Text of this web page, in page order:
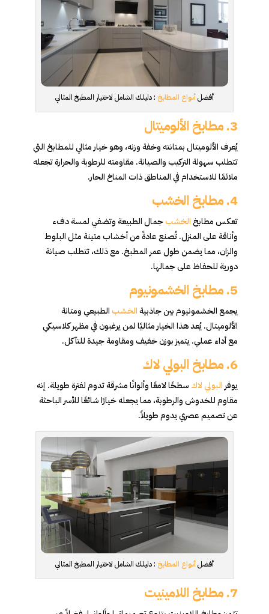
أفضلأنواع المطابخ : دليلك الشامل لاختيار المطبخ المثالي
3. مطابخ الألوميتال
يُعرف الألوميتال بمتانته وخفة وزنه، وهو خيار مثالي للمطابخ التي
تتطلب سهولة التركيب والصيانة. مقاومته للرطوبة والحرارة تجعله
ملائمًا للاستخدام في المناطق ذات المناخ الحار.
4. مطابخ الخشب
تعكس مطابخالخشبجمال الطبيعة وتضفي لمسة دفء
وأناقة على المنزل. تُصنع عادةً من أخشاب متينة مثل البلوط
والزان، مما يضمن طول عمر المطبخ. مع ذلك، تتطلب صيانة
دورية للحفاظ على جمالها.
5. مطابخ الخشمونيوم
يجمع الخشمونيوم بين جاذبية الخشبالطبيعي ومتانة
الألوميتال. يُعد هذا الخيار مثاليًا لمن يرغبون في مظهر كلاسيكي
مع أداء عملي. يتميز بوزن خفيف ومقاومة جيدة للتآكل.
6. مطابخ البولي لاك
يوفر البولي لاك سطحًا لامعًا وألوانًا مشرقة تدوم لفترة طويلة. إنه
مقاوم للخدوش والرطوبة، مما يجعله خيارًا شائعًا للأسر الباحثة
عن تصميم عصري يدوم طويلاً.
أفضلأنواع المطابخ : دليلك الشامل لاختيار المطبخ المثالي
7. مطابخ اللامينيت